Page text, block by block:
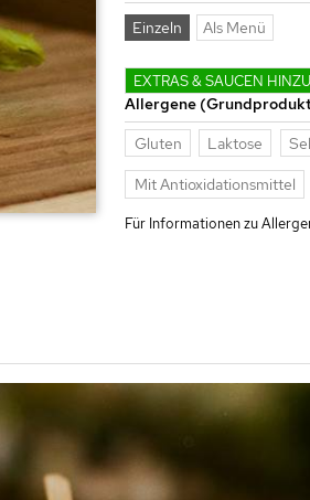
Einzeln Als Menü
EXTRAS & SAUCEN
Allergene
Gluten
Laktose
Mit Antioxidationsmittel
Für Informationen zu